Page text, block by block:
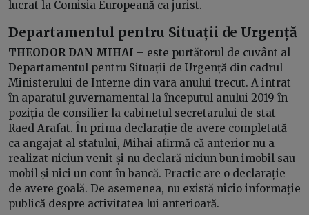
lucrat la Comisia Europeană ca jurist.
Departamentul pentru Situații de Urgență
THEODOR DAN MIHAI – este purtătorul de cuvânt al
Departamentul pentru Situații de Urgență din cadrul
Ministerului de Interne din vara anului trecut. A intrat
în aparatul guvernamental la începutul anului 2019 în
poziția de consilier la cabinetul secretarului de stat
Raed Arafat. În prima declarație de avere completată
ca angajat al statului, Mihai afirmă că anterior nu a
realizat niciun venit și nu declară niciun bun imobil sau
mobil și nici un cont în bancă. Practic are o declarație
de avere goală. De asemenea, nu există nicio informație
publică despre activitatea lui anterioară.